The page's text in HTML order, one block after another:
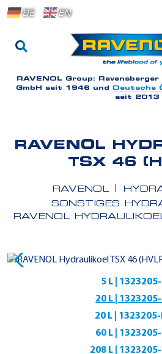
DE EN
RAVENOL Group:
GmbH seit 1946 und
Deutsche
seit 2013
RAVENOL
TSX 46
RAVENOL
SONSTIGES
RAVENOL
5 L |
20 L |
20 L |
60 L |
208 L |